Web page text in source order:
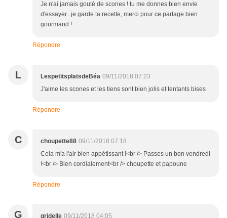
Je n'ai jamais gouté de scones ! tu me donnes bien envie
d'essayer...je garde ta recette, merci pour ce partage bien
gourmand !
Répondre
L LespetitsplatsdeBéa 09/11/2018 07:23
J'aime les scones et les tiens sont bien jolis et tentants bises
Répondre
C choupette88 09/11/2018 07:18
Cela m'a l'air bien appétissant !<br /> Passes un bon vendredi
!<br /> Bien cordialement<br /> choupette et papoune
Répondre
G gridelle 09/11/2018 04:05